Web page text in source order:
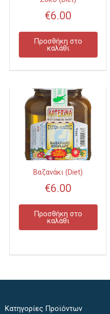
€6.00
Προσθήκη στο
καλάθι
Βαζανάκι (Diet)
€6.00
Προσθήκη στο
καλάθι
Κατηγορίες Προϊόντων